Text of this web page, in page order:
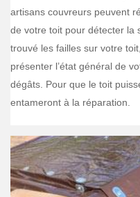
artisans couvreurs peuvent
de votre toit pour détecter la
trouvé les failles sur votre
présenter l’état général de
dégâts. Pour que le toit
entameront à la réparation.